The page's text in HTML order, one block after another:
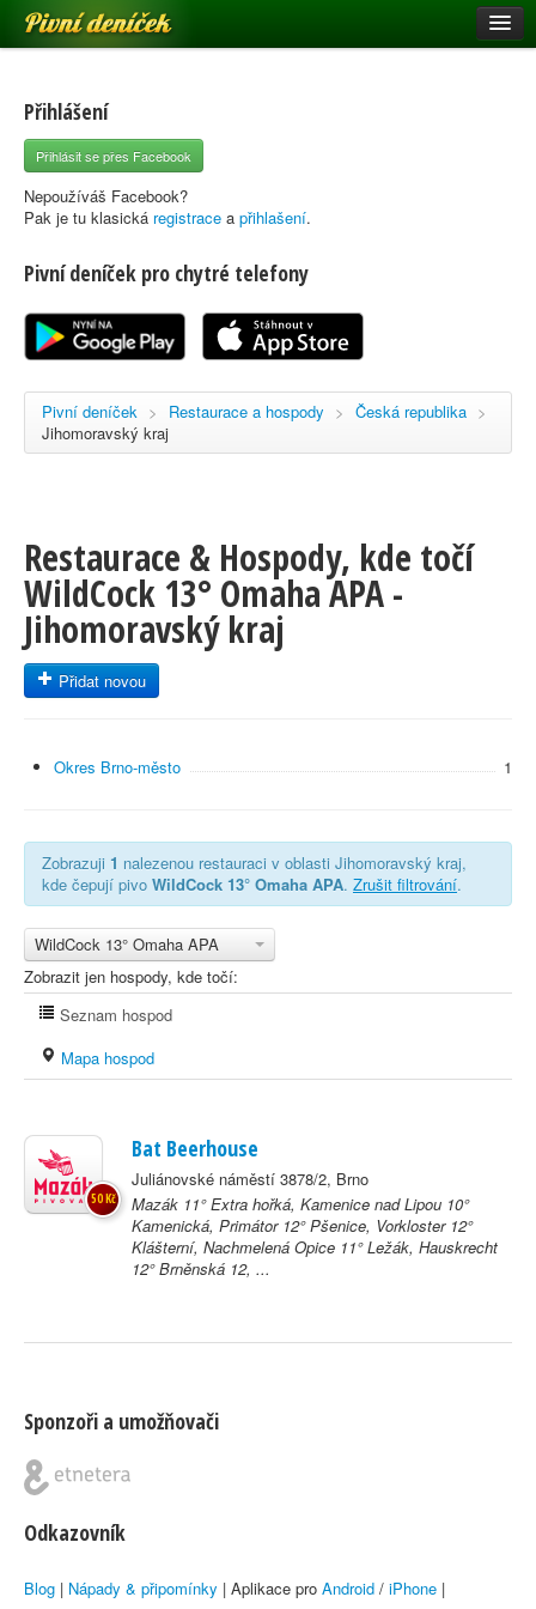
Pivní deníček
Pivní mapa
Pivní značky
Nápověda
Registrace
Přihlášení
Přihlásit se přes Facebook
Nepoužíváš Facebook?
Pak je tu klasická registrace a přihlašení.
Pivní deníček pro chytré telefony
Pivní deníček > Restaurace a hospody > Česká republika >
Jihomoravský kraj
Restaurace & Hospody, kde točí
WildCock 13° Omaha APA -
Jihomoravský kraj
Přidat novou
Okres Brno-město 1
Zobrazuji 1 nalezenou restauraci v oblasti Jihomoravský kraj,
kde čepují pivo WildCock 13° Omaha APA. Zrušit filtrování.
WildCock 13° Omaha APA
Zobrazit jen hospody, kde točí:
Seznam hospod
Mapa hospod
Bat Beerhouse
Juliánovské náměstí 3878/2, Brno
Mazák 11° Extra hořká, Kamenice nad Lipou 10°
Kamenická, Primátor 12° Pšenice, Vorkloster 12°
Klášterní, Nachmelená Opice 11° Ležák, Hauskrecht
12° Brněnská 12, ...
50 Kč
Sponzoři a umožňovači
Odkazovník
Blog | Nápady & připomínky | Aplikace pro Android / iPhone |